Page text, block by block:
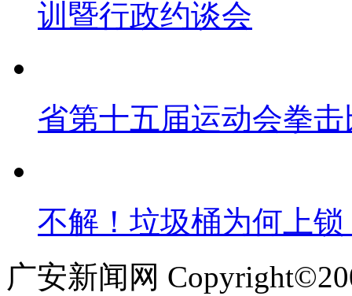
训暨行政约谈会
省第十五届运动会拳
不解！垃圾桶为何上锁
广安新闻网